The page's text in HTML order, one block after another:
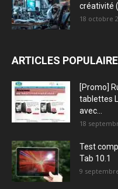
créativité
18 octobre
ARTICLES
[Promo]
tablettes
avec...
18
Test
Tab 10.1
9